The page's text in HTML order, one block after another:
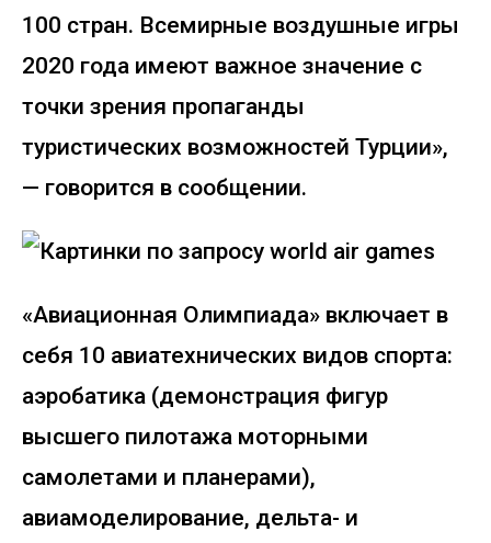
100 стран. Всемирные воздушные игры
2020 года имеют важное значение с
точки зрения пропаганды
туристических возможностей Турции»,
— говорится в сообщении.
«Авиационная Олимпиада» включает в
себя 10 авиатехнических видов спорта:
аэробатика (демонстрация фигур
высшего пилотажа моторными
самолетами и планерами),
авиамоделирование, дельта- и